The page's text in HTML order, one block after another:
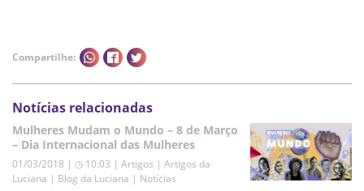
Compartilhe:
Notícias relacionadas
Mulheres Mudam o Mundo – 8 de Março
– Dia Internacional das Mulheres
01/03/2018 | ◷ 10:03 | Artigos | Artigos da
Luciana | Blog da Luciana | Notícias